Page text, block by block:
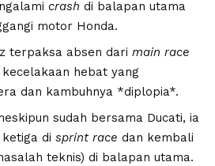
crash di balapan utama
motor Honda.
terpaksa absen dari main race
hebat yang
dan kambuhnya *diplopia*.
sudah bersama Ducati, ia
di sprint race dan kembali
teknis) di balapan utama.